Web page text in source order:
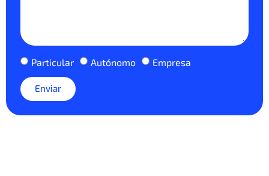
Particular Autónomo Empresa
Enviar